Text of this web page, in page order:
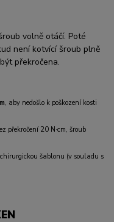
volně otáčí. Poté
není kotvící šroub plně
překročena.
, aby nedošlo k poškození kosti
překročení 20 N·cm, šroub
šablonu (v souladu s